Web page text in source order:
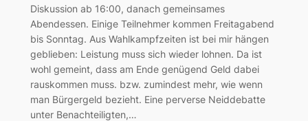
Diskussion ab 16:00, danach gemeinsames
Abendessen. Einige Teilnehmer kommen Freitagabend
bis Sonntag. Aus Wahlkampfzeiten ist bei mir hängen
geblieben: Leistung muss sich wieder lohnen. Da ist
wohl gemeint, dass am Ende genügend Geld dabei
rauskommen muss. bzw. zumindest mehr, wie wenn
man Bürgergeld bezieht. Eine perverse Neiddebatte
unter Benachteiligten,…